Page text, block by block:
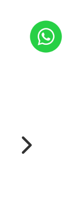
Next